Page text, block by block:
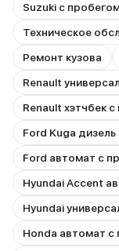
Suzuki с
Техническое
Ремонт кузова
Renault
Renault хэтчбек
Ford Kuga
Ford автомат с
Hyundai Accent
Hyundai
Honda автомат с